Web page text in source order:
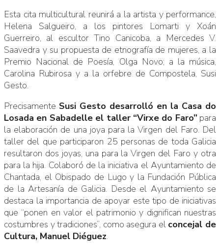
Esta cita multicultural reunirá a la artista y performance,
Helena Salgueiro, a los pintores Lomarti y Xoán
Guerreiro, al escultor Tino Canicoba, a Mercedes V.
Saavedra y su propuesta de etnografía de mujeres, a la
Premio Nacional de Poesía, Olga Novo; a la música,
Carolina Rubirosa y a la orfebre de Compostela, Susi
Gesto.
Precisamente Susi Gesto desarrolló en la Casa do
Losada en Sabadelle el taller “Virxe do Faro” para
la elaboración de una joya para la Virgen del Faro. Del
taller del que participaron 25 personas de toda Galicia
resultaron dos joyas, una para la Virgen del Faro y otra
para la hija. Colaboró de la iniciativa el Ayuntamiento de
Chantada, el Obispado de Lugo y la Fundación Pública
de la Artesanía de Galicia. Desde el Ayuntamiento se
destaca la importancia de apoyar este tipo de iniciativas
que “ponen en valor el patrimonio y dignifican nuestras
costumbres y tradiciones”, como asegura el concejal de
Cultura, Manuel Diéguez.